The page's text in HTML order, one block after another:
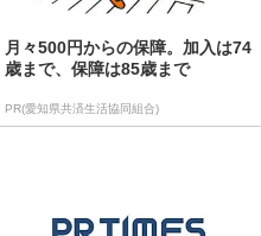
月々500円からの保障。加入は74
歳まで、保障は85歳まで
PR(愛知県共済生活協同組合)